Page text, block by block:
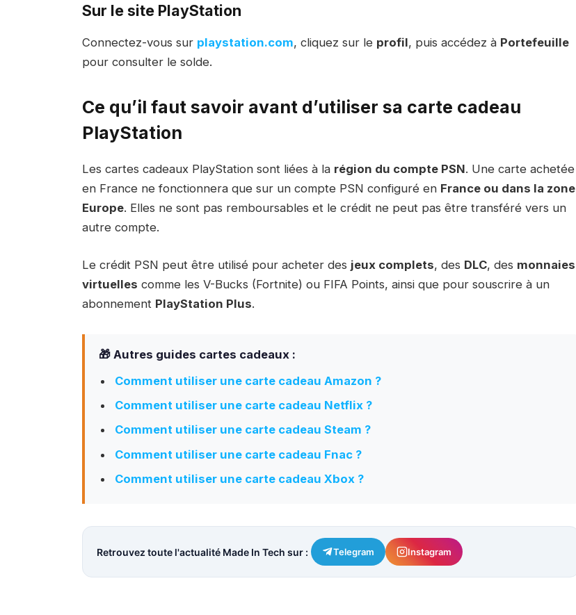
Sur le site PlayStation
Connectez-vous sur playstation.com, cliquez sur le profil, puis accédez à Portefeuille
pour consulter le solde.
Ce qu’il faut savoir avant d’utiliser sa carte cadeau
PlayStation
Les cartes cadeaux PlayStation sont liées à la région du compte PSN. Une carte achetée
en France ne fonctionnera que sur un compte PSN configuré en France ou dans la zone
Europe. Elles ne sont pas remboursables et le crédit ne peut pas être transféré vers un
autre compte.
Le crédit PSN peut être utilisé pour acheter des jeux complets, des DLC, des monnaies
virtuelles comme les V-Bucks (Fortnite) ou FIFA Points, ainsi que pour souscrire à un
abonnement PlayStation Plus.
🎁 Autres guides cartes cadeaux :
Comment utiliser une carte cadeau Amazon ?
Comment utiliser une carte cadeau Netflix ?
Comment utiliser une carte cadeau Steam ?
Comment utiliser une carte cadeau Fnac ?
Comment utiliser une carte cadeau Xbox ?
Retrouvez toute l'actualité Made In Tech sur : Telegram Instagram